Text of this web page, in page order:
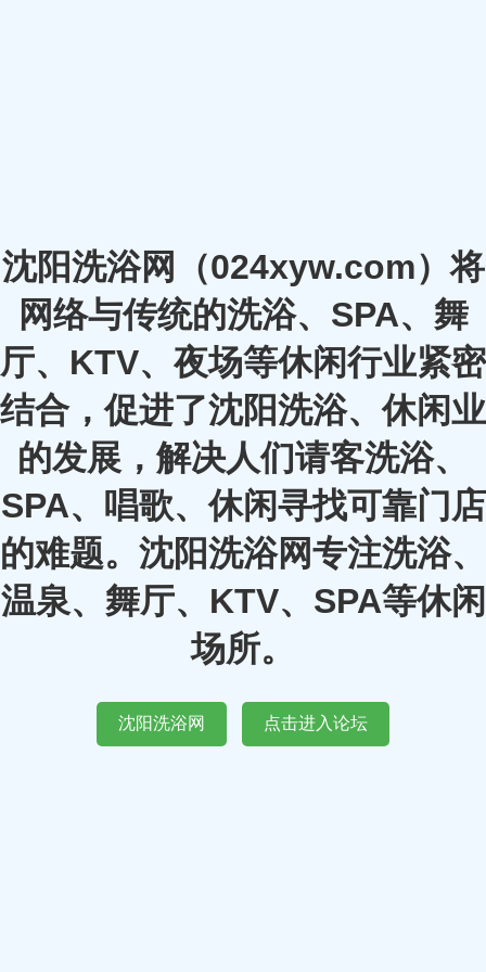
沈阳洗浴网（024xyw.com）将
网络与传统的洗浴、SPA、舞
厅、KTV、夜场等休闲行业紧密
结合，促进了沈阳洗浴、休闲业
的发展，解决人们请客洗浴、
SPA、唱歌、休闲寻找可靠门店
的难题。沈阳洗浴网专注洗浴、
温泉、舞厅、KTV、SPA等休闲
场所。
沈阳洗浴网 点击进入论坛